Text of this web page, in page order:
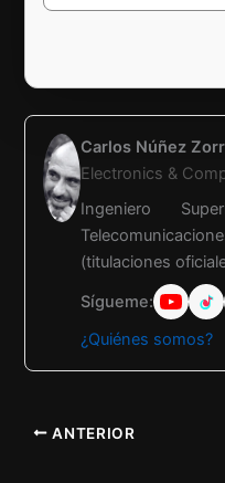
Carlos Núñez
Electronics &
Ingeniero
(titulaciones
Sígueme:
¿Quiénes somos?
ANTERIOR